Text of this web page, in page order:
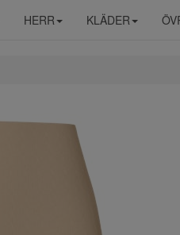
HERR KLÄDER